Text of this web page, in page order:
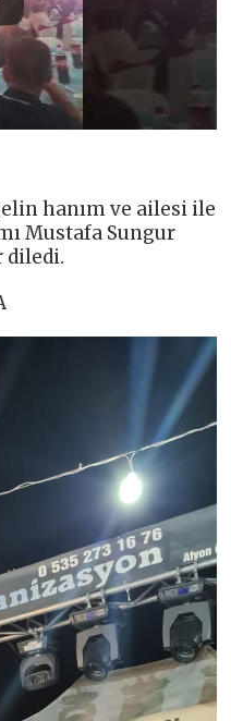
hanım ve ailesi ile
Mustafa Sungur
diledi.